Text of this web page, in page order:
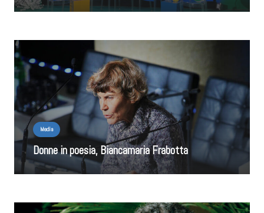
Media
Donne in poesia, Biancamaria Frabotta